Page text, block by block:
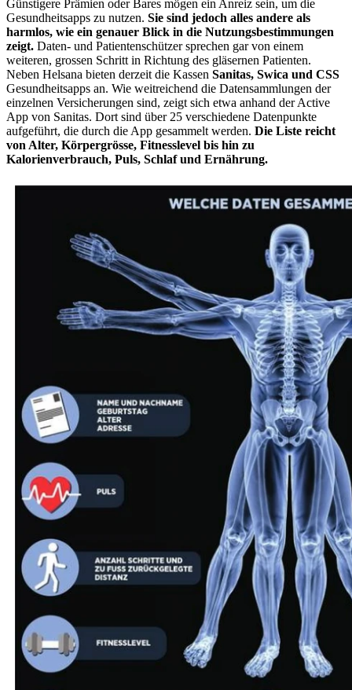
Günstigere Prämien oder Bares mögen ein Anreiz sein, um die
Gesundheitsapps zu nutzen. Sie sind jedoch alles andere als
harmlos, wie ein genauer Blick in die Nutzungsbestimmungen
zeigt. Daten- und Patientenschützer sprechen gar von einem
weiteren, grossen Schritt in Richtung des gläsernen Patienten.
Neben Helsana bieten derzeit die Kassen Sanitas, Swica und CSS
Gesundheitsapps an. Wie weitreichend die Datensammlungen der
einzelnen Versicherungen sind, zeigt sich etwa anhand der Active
App von Sanitas. Dort sind über 25 verschiedene Datenpunkte
aufgeführt, die durch die App gesammelt werden. Die Liste reicht
von Alter, Körpergrösse, Fitnesslevel bis hin zu
Kalorienverbrauch, Puls, Schlaf und Ernährung.